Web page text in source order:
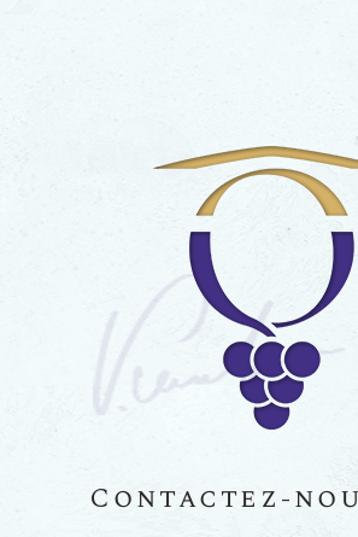
Contactez-